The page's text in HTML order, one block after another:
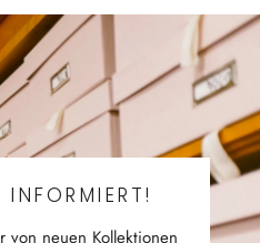
INFORMIERT!
von neuen Kollektionen